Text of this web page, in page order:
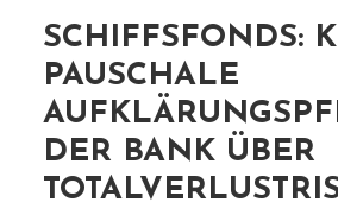
SCHIFFSFONDS:
PAUSCHALE
DER BANK ÜBER